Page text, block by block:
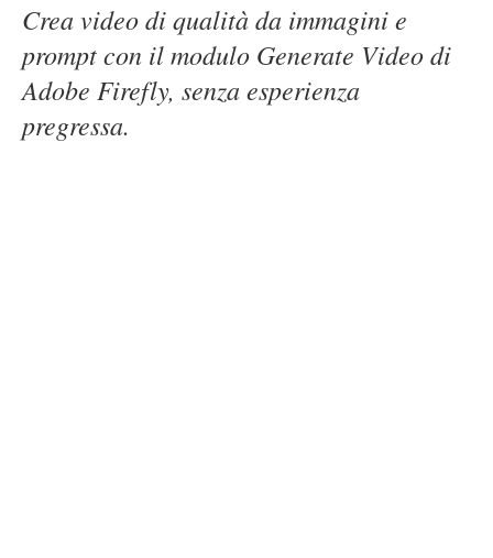
Crea video di qualità da immagini e
prompt con il modulo Generate Video di
Adobe Firefly, senza esperienza
pregressa.